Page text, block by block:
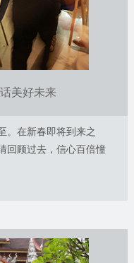
美好未来
。在新春即将到来之
回顾过去，信心百倍憧